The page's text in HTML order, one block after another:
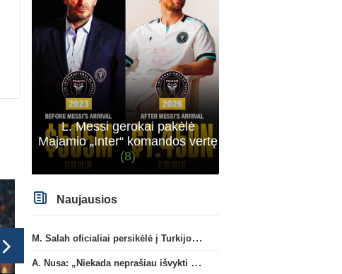
L. Messi gerokai pakėlė
Majamio „Inter“ komandos vertę
(8)
Naujausios
M. Salah oficialiai persikėlė į Turkijos ekipą „Trabzonspor“
A. Nusa: „Niekada neprašiau išvykti iš „RB Leipzig“ klubo“